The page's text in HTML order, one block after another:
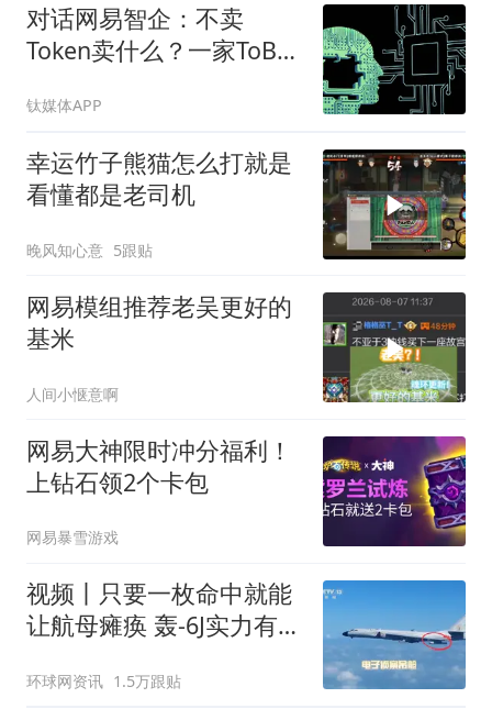
对话网易智企：不卖
Token卖什么？一家ToB厂
钛媒体APP
幸运竹子熊猫怎么打就是
看懂都是老司机
晚风知心意 5跟贴
网易模组推荐老吴更好的
基米
人间小惬意啊
网易大神限时冲分福利！
上钻石领2个卡包
网易暴雪游戏
视频丨只要一枚命中就能
让航母瘫痪 轰-6J实力有多
环球网资讯 1.5万跟贴